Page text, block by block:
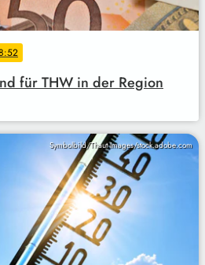
für THW in der Region
Symbolbild/Thaut Images/stock.adobe.com